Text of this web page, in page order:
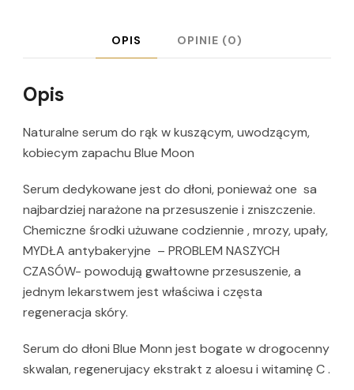
30
OPIS OPINIE (0)
Opis
Naturalne serum do rąk w kuszącym, uwodzącym,
kobiecym zapachu Blue Moon
Serum dedykowane jest do dłoni, ponieważ one sa
najbardziej narażone na przesuszenie i zniszczenie.
Chemiczne środki użuwane codziennie , mrozy, upały,
MYDŁA antybakeryjne – PROBLEM NASZYCH
CZASÓW- powodują gwałtowne przesuszenie, a
jednym lekarstwem jest właściwa i częsta
regeneracja skóry.
Serum do dłoni Blue Monn jest bogate w drogocenny
skwalan, regenerujacy ekstrakt z aloesu i witaminę C .